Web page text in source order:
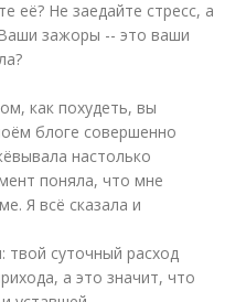
её? Не заедайте стресс, а
зажоры -- это ваши
как похудеть, вы
блоге совершенно
настолько
поняла, что мне
Я всё сказала и
твой суточный расход
а это значит, что